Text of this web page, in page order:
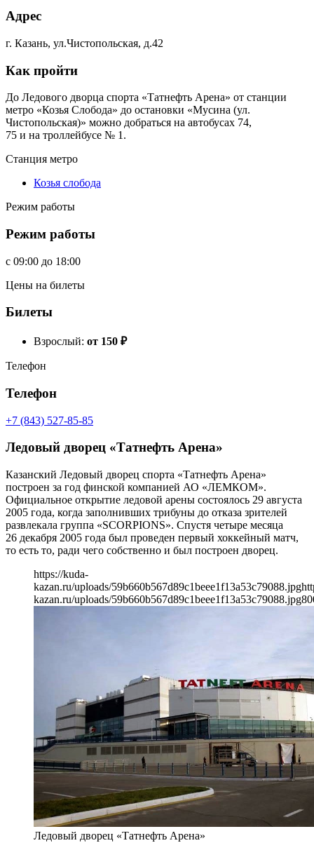
Адрес
г. Казань, ул.Чистопольская, д.42
Как пройти
До Ледового дворца спорта «Татнефть Арена» от станции
метро «Козья Слобода» до остановки «Мусина (ул.
Чистопольская)» можно добраться на автобусах 74,
75 и на троллейбусе № 1.
Станция метро
Козья слобода
Режим работы
Режим работы
c 09:00 до 18:00
Цены на билеты
Билеты
Взрослый: от 150 ₽
Телефон
Телефон
+7 (843) 527-85-85
Ледовый дворец «Татнефть Арена»
Казанский Ледовый дворец спорта «Татнефть Арена»
построен за год финской компанией АО «ЛЕМКОМ».
Официальное открытие ледовой арены состоялось 29 августа
2005 года, когда заполнивших трибуны до отказа зрителей
развлекала группа «SCORPIONS». Спустя четыре месяца
26 декабря 2005 года был проведен первый хоккейный матч,
то есть то, ради чего собственно и был построен дворец.
https://kuda-
kazan.ru/uploads/59b660b567d89c1beee1f13a53c79088.jpg
kazan.ru/uploads/59b660b567d89c1beee1f13a53c79088.jpg
Ледовый дворец «Татнефть Арена»